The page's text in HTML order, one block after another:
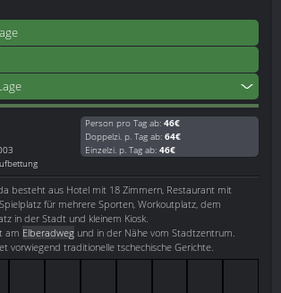
Person pro Tag ab: 46€
Doppelzi. p. Tag ab: 64€
Einzelzi. p. Tag ab: 46€
besteht aus Hotel mit 18 Zimmern, Restaurant mit
für mehrere Sporten, Workoutplatz, dem
in der Stadt und kleinem Kiosk.
am Elberadweg und in der Nähe vom Stadtzentrum.
vorwiegend traditionelle tschechische Gerichte.